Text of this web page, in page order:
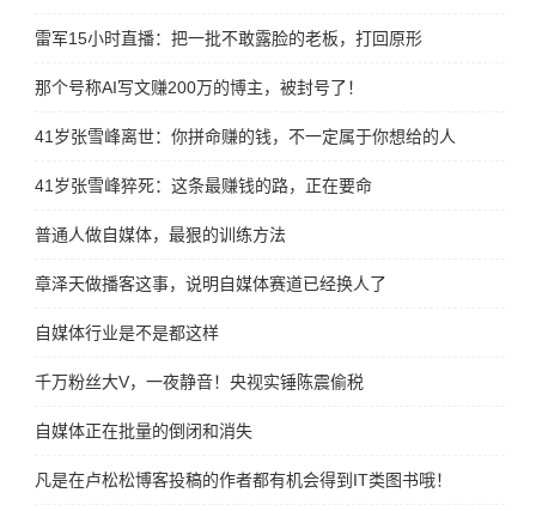
雷军15小时直播：把一批不敢露脸的老板，打回原形
那个号称AI写文赚200万的博主，被封号了！
41岁张雪峰离世：你拼命赚的钱，不一定属于你想给的人
41岁张雪峰猝死：这条最赚钱的路，正在要命
普通人做自媒体，最狠的训练方法
章泽天做播客这事，说明自媒体赛道已经换人了
自媒体行业是不是都这样
千万粉丝大V，一夜静音！央视实锤陈震偷税
自媒体正在批量的倒闭和消失
凡是在卢松松博客投稿的作者都有机会得到IT类图书哦！